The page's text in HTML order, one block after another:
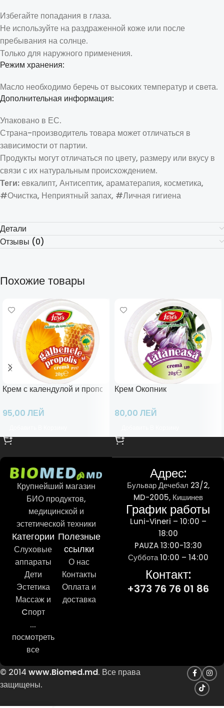
Избегайте попадания в глаза.
Не используйте на раздраженной коже или после
пребывания на солнце.
Только для наружного применения.
Режим хранения:
Масло необходимо беречь от высоких температур и света.
Дополнительная информация:
Упаковано в ЕС.
Страна-производитель товара может отличаться в
зависимости от партии.
Продукты могут отличаться по цвету, размеру или вкусу в
связи с их натуральным происхождением.
Теги:евкалипт, Антисептик, араматерапия, косметика,
#Очистка, Неприятный запах, #Личная гигиена
Детали
Отзывы (0)
Похожие товары
Крем с календулой и прополисом
95,00 ЛЕЙ
Крем Окопник
80,00 ЛЕЙ
Крупнейший магазин
БИО продуктов,
медицинской и
эстетической техники
Категории
Слуховые
аппараты
Дети
Эстетика
Массаж и
Cпорт
...
посмотреть
все
Полезные
ссылки
О нас
Контакты
Оплата и
доставка
Адрес:
Бульвар Дечебал 23/2,
MD-2005, Кишинев
График работы
Luni-Vineri – 10:00 –
18:00
PAUZA 13:00-13:30
Суббота 10:00 – 14:00
Контакт:
+373 76 76 01 86
© 2014 www.Biomed.md. Все права
защищены.